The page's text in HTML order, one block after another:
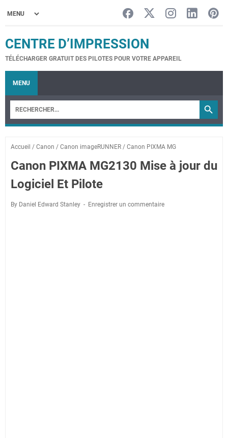
CENTRE D’IMPRESSION
TÉLÉCHARGER GRATUIT DES PILOTES POUR VOTRE APPAREIL
MENU
Accueil / Canon / Canon imageRUNNER / Canon PIXMA MG
Canon PIXMA MG2130 Mise à jour du
Logiciel Et Pilote
By Daniel Edward Stanley Enregistrer un commentaire